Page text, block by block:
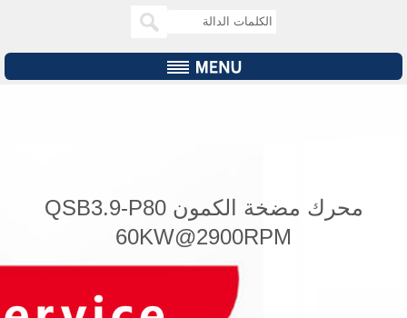
محرك مضخة الكمون QSB3.9-P80
60KW@2900RPM